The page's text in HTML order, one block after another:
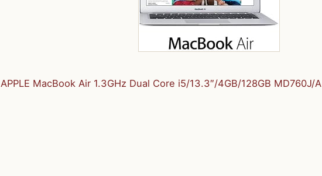
APPLE MacBook Air 1.3GHz Dual Core i5/13.3″/4GB/128GB MD760J/A